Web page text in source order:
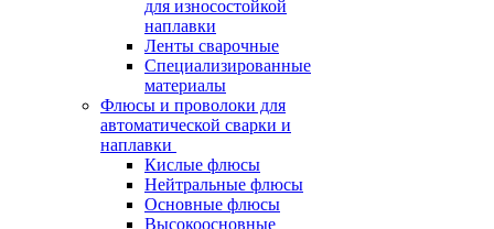
для износостойкой
наплавки
Ленты сварочные
Специализированные
материалы
Флюсы и проволоки для
автоматической сварки и
наплавки
Кислые флюсы
Нейтральные флюсы
Основные флюсы
Высокоосновные